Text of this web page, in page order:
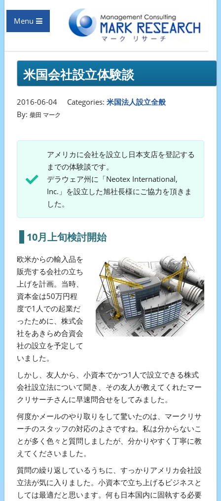
Menu
米国会社設立体験談
2016-06-04 Categories: 米国法人設立全般
By: 柴田 マーク
アメリカに会社を設立し日本支店を登記する
までの体験談です。
デラウェア州に「Neotex International,
Inc.」を設立した旭社長様にご協力を頂きま
した。
10月上旬検討開始
欧米からの輸入品を
販売する会社の立ち
上げを計画。当時、
資本金は50万円程
度で1人での起業だ
ったために、株式会
社をあきらめ合資会
社の設立を予定して
いました。
しかし、友人から、小資本でかつ1人で設立できる株式
会社設立法について聞き、その友人が教えてくれたマー
クリサーチさんに早速問合せをしてみました。
何度かメールのやり取りをして驚いたのは、マークリサ
ーチのスタッフの対応のよさですね。私は分からないこ
とが多く色々と質問しましたが、分かりやすく丁寧に教
えてくださいました。
質問の繰り返しているうちに、すっかりアメリカ会社設
立法が気に入りました。小資本で立ち上げるビジネスと
しては最適だと思います。何も日本国内に固執する必要